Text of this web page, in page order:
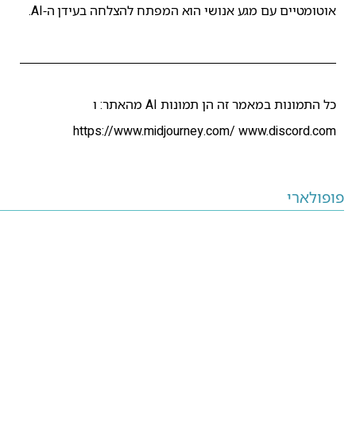
אוטומטיים עם מגע אנושי הוא המפתח להצלחה בעידן ה-AI.
כל התמונות במאמר זה הן תמונות AI מהאתר: ו
https://www.midjourney.com/www.discord.com
פופולארי